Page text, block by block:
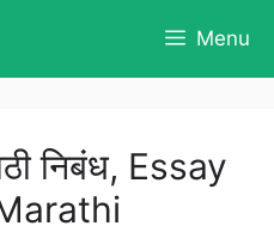
Menu
निबंध, Essay